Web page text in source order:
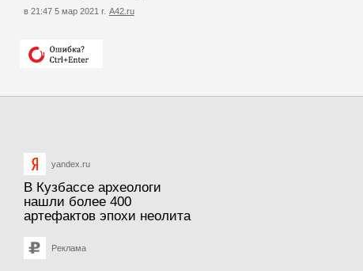
в 21:47 5 мар 2021 г. А42.ru
yandex.ru
В Кузбассе археологи
нашли более 400
артефактов эпохи неолита
Реклама